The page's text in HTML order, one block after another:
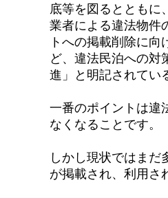
底等を図るとともに
業者による違法物件
トへの掲載削除に向
ど、違法民泊への対
進」と明記されてい
一番のポイントは違
なくなることです。
しかし現状ではまだ
が掲載され、利用さ